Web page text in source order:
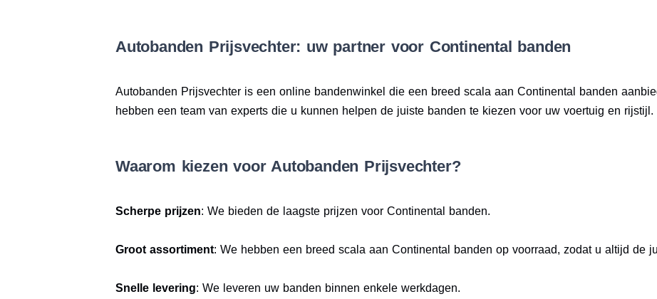
Autobanden Prijsvechter: uw partner voor Continental banden
Autobanden Prijsvechter is een online bandenwinkel die een breed scala aan Continental banden
hebben een team van experts die u kunnen helpen de juiste banden te kiezen voor uw voertuig en rijstijl.
Waarom kiezen voor Autobanden Prijsvechter?
Scherpe prijzen: We bieden de laagste prijzen voor Continental banden.
Groot assortiment: We hebben een breed scala aan Continental banden op voorraad, zodat u altijd de
Snelle levering: We leveren uw banden binnen enkele werkdagen.